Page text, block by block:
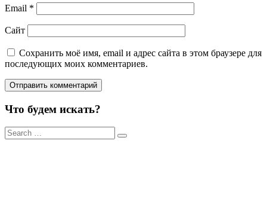
Email *
Сайт
Сохранить моё имя, email и адрес сайта в этом браузере для
последующих моих комментариев.
Что будем искать?
Результаты
поиска